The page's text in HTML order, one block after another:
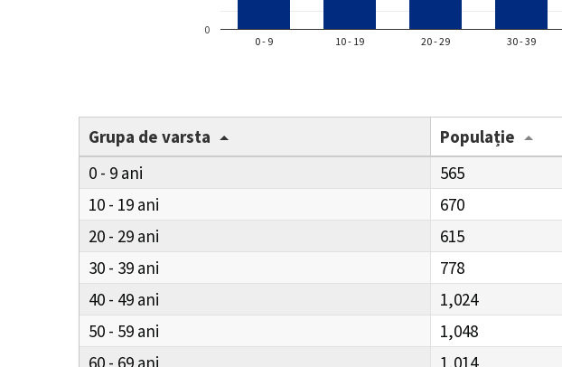
0 - 9 10 - 19 20 - 29 30 - 39
0
Grupa de varsta Populație
0 - 9
565
10 - 19
670
20 - 29
615
30 - 39
778
40 - 49
1,024
50 - 59
1,048